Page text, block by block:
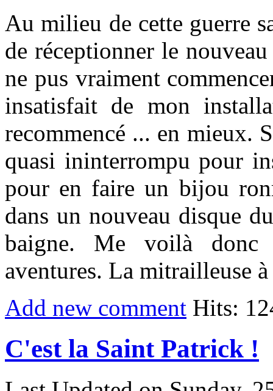
Au milieu de cette guerre
de réceptionner le
ne pus vraiment
insatisfait de mon
recommencé ... en mieux.
quasi ininterrompu pour
pour en faire un bijou
dans un nouveau disque
baigne. Me voilà
aventures. La mitrailleuse
Add new comment Hits:
C'est la Saint Patrick !